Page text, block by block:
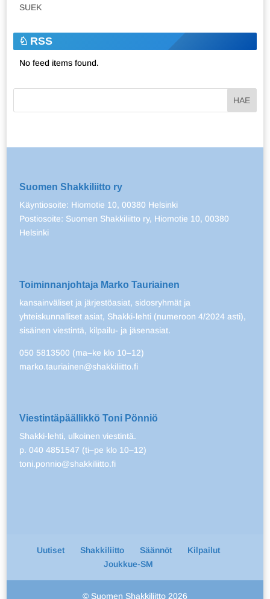
SUEK
RSS
No feed items found.
Suomen Shakkiliitto ry
Käyntiosoite: Hiomotie 10, 00380 Helsinki
Postiosoite: Suomen Shakkiliitto ry, Hiomotie 10, 00380
Helsinki
Toiminnanjohtaja Marko Tauriainen
kansainväliset ja järjestöasiat, sidosryhmät ja
yhteiskunnalliset asiat, Shakki-lehti (numeroon 4/2024 asti),
sisäinen viestintä, kilpailu- ja jäsenasiat.
050 5813500 (ma–ke klo 10–12)
marko.tauriainen@shakkiliitto.fi
Viestintäpäällikkö Toni Pönniö
Shakki-lehti, ulkoinen viestintä.
p. 040 4851547 (ti–pe klo 10–12)
toni.ponnio@shakkiliitto.fi
Uutiset Shakkiliitto Säännöt
Kilpailut
Joukkue-SM
© Suomen Shakkiliitto 2026